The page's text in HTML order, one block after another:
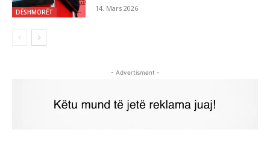
DËSHMORËT 14. Mars 2026
- Advertisment -